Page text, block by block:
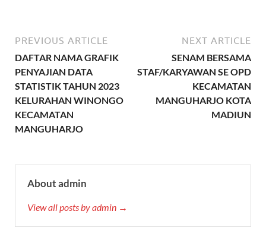
PREVIOUS ARTICLE
DAFTAR NAMA GRAFIK
PENYAJIAN DATA
STATISTIK TAHUN 2023
KELURAHAN WINONGO
KECAMATAN
MANGUHARJO
NEXT ARTICLE
SENAM BERSAMA
STAF/KARYAWAN SE OPD
KECAMATAN
MANGUHARJO KOTA
MADIUN
About admin
View all posts by admin →